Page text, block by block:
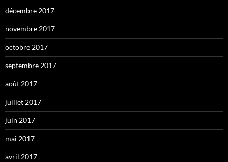
décembre 2017
novembre 2017
octobre 2017
septembre 2017
août 2017
juillet 2017
juin 2017
mai 2017
avril 2017